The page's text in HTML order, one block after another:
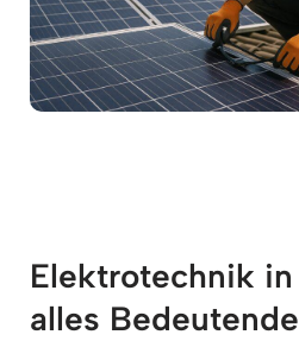
Elektrotechnik
alles Bedeutende